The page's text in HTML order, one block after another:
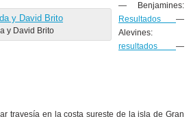
y David Brito
— Benjamines:
Resultados —
Alevines:
resultados —
travesía en la costa sureste de la isla de Gran